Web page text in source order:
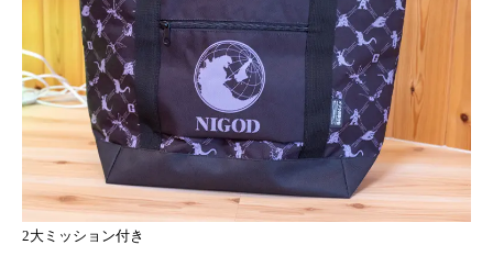
2大ミッション付き